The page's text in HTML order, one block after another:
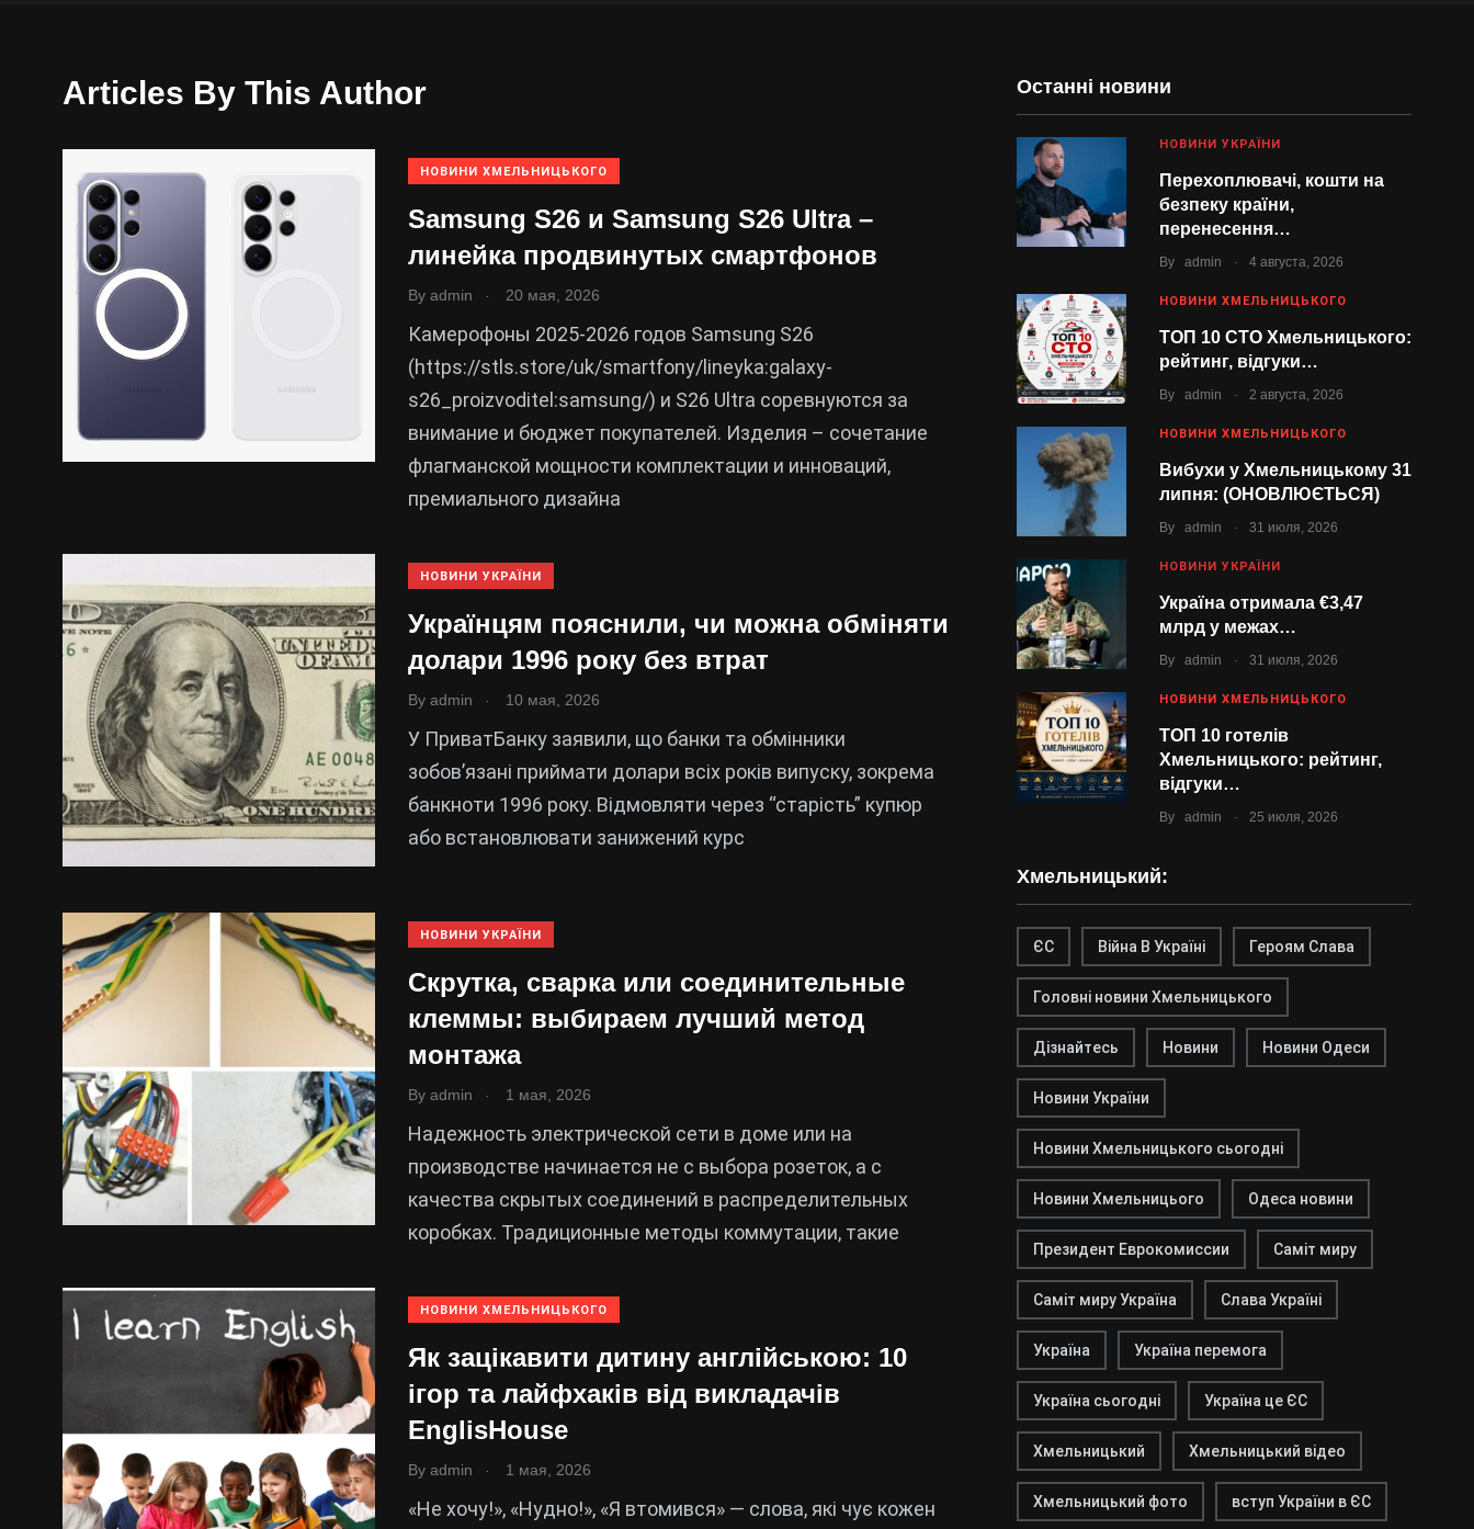
Articles By This Author
НОВИНИ ХМЕЛЬНИЦЬКОГО
Samsung S26 и Samsung S26 Ultra –
линейка продвинутых смартфонов
By admin 20 мая, 2026
Камерофоны 2025-2026 годов Samsung S26
(https://stls.store/uk/smartfony/lineyka:galaxy-
s26_proizvoditel:samsung/) и S26 Ultra соревнуются за
внимание и бюджет покупателей. Изделия – сочетание
флагманской мощности комплектации и инноваций,
премиального дизайна
НОВИНИ УКРАЇНИ
Українцям пояснили, чи можна обміняти
долари 1996 року без втрат
By admin 10 мая, 2026
У ПриватБанку заявили, що банки та обмінники
зобов’язані приймати долари всіх років випуску, зокрема
банкноти 1996 року. Відмовляти через “старість” купюр
або встановлювати занижений курс
НОВИНИ УКРАЇНИ
Скрутка, сварка или соединительные
клеммы: выбираем лучший метод
монтажа
By admin 1 мая, 2026
Надежность электрической сети в доме или на
производстве начинается не с выбора розеток, а с
качества скрытых соединений в распределительных
коробках. Традиционные методы коммутации, такие
НОВИНИ ХМЕЛЬНИЦЬКОГО
Як зацікавити дитину англійською: 10
ігор та лайфхаків від викладачів
EnglisHouse
By admin 1 мая, 2026
«Не хочу!», «Нудно!», «Я втомився» — слова, які чує кожен
Останні новини
НОВИНИ УКРАЇНИ
Перехоплювачі, кошти на
безпеку країни,
перенесення…
By admin . 4 августа, 2026
НОВИНИ ХМЕЛЬНИЦЬКОГО
ТОП 10 СТО Хмельницького:
рейтинг, відгуки…
By admin . 2 августа, 2026
НОВИНИ ХМЕЛЬНИЦЬКОГО
Вибухи у Хмельницькому 31
липня: (ОНОВЛЮЄТЬСЯ)
By admin . 31 июля, 2026
НОВИНИ УКРАЇНИ
Україна отримала €3,47
млрд у межах…
By admin . 31 июля, 2026
НОВИНИ ХМЕЛЬНИЦЬКОГО
ТОП 10 готелів
Хмельницького: рейтинг,
відгуки…
By admin . 25 июля, 2026
Хмельницький:
ЄС Війна В Україні Героям Слава
Головні новини Хмельницького
Дізнайтесь Новини Новини Одеси
Новини України
Новини Хмельницького сьогодні
Новини Хмельницього Одеса новини
Президент Еврокомиссии Саміт миру
Саміт миру Україна Слава Україні
Україна Україна перемога
Україна сьогодні Україна це ЄС
Хмельницький Хмельницький відео
Хмельницький фото вступ України в ЄС